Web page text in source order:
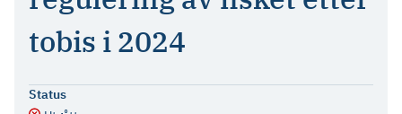
tobis i 2024
Status